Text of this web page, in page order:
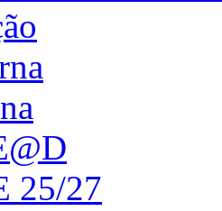
25/27